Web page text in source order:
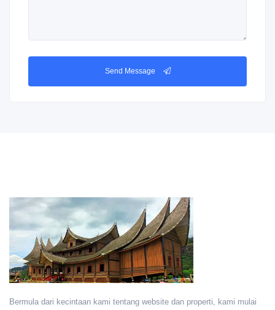
Send Message
Bermula dari kecintaan kami tentang website dan properti, kami mulai